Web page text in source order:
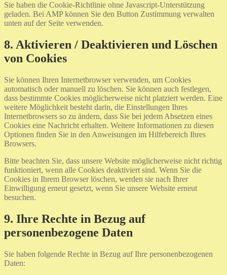
Sie haben die Cookie-Richtlinie ohne Javascript-Unterstützung
geladen. Bei AMP können Sie den Button Zustimmung verwalten
unten auf der Seite verwenden.
8. Aktivieren / Deaktivieren und Löschen
von Cookies
Sie können Ihren Internetbrowser verwenden, um Cookies
automatisch oder manuell zu löschen. Sie können auch festlegen,
dass bestimmte Cookies möglicherweise nicht platziert werden. Eine
weitere Möglichkeit besteht darin, die Einstellungen Ihres
Internetbrowsers so zu ändern, dass Sie bei jedem Absetzen eines
Cookies eine Nachricht erhalten. Weitere Informationen zu diesen
Optionen finden Sie in den Anweisungen im Hilfebereich Ihres
Browsers.
Bitte beachten Sie, dass unsere Website möglicherweise nicht richtig
funktioniert, wenn alle Cookies deaktiviert sind. Wenn Sie die
Cookies in Ihrem Browser löschen, werden sie nach Ihrer
Einwilligung erneut gesetzt, wenn Sie unsere Website erneut
besuchen.
9. Ihre Rechte in Bezug auf
personenbezogene Daten
Sie haben folgende Rechte in Bezug auf Ihre personenbezogenen
Daten: